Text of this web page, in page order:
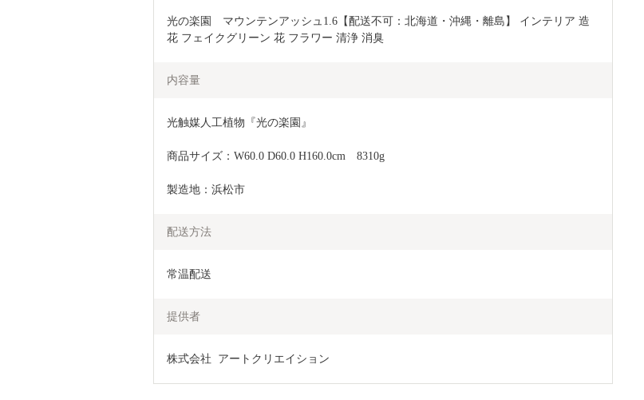
光の楽園　マウンテンアッシュ1.6【配送不可：北海道・沖縄・離島】 インテリア 造
花 フェイクグリーン 花 フラワー 清浄 消臭
内容量
光触媒人工植物『光の楽園』
商品サイズ：W60.0 D60.0 H160.0cm　8310g
製造地：浜松市
配送方法
常温配送
提供者
株式会社  アートクリエイション